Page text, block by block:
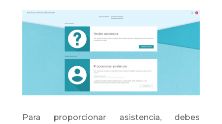
Para proporcionar asistencia, debes